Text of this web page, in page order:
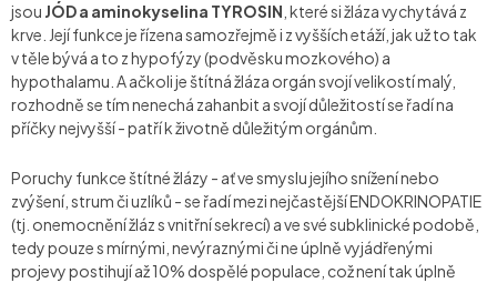
jsou JÓD a aminokyselina TYROSIN , které si žláza vychytává z
krve. Její funkce je řízena samozřejmě i z vyšších etáží, jak už to tak
v těle bývá a to z hypofýzy (podvěsku mozkového) a
hypothalamu. A ačkoli je štítná žláza orgán svojí velikostí malý,
rozhodně se tím nenechá zahanbit a svojí důležitostí se řadí na
příčky nejvyšší - patří k životně důležitým orgánům.
Poruchy funkce štítné žlázy - ať ve smyslu jejího snížení nebo
zvýšení, strum či uzlíků - se řadí mezi nejčastější ENDOKRINOPATIE
(tj. onemocnění žláz s vnitřní sekrecí) a ve své subklinické podobě,
tedy pouze s mírnými, nevýraznými či ne úplně vyjádřenými
projevy postihují až 10% dospělé populace, což není tak úplně